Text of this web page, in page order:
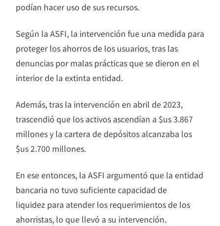
podían hacer uso de sus recursos.
Según la ASFI, la intervención fue una medida para
proteger los ahorros de los usuarios, tras las
denuncias por malas prácticas que se dieron en el
interior de la extinta entidad.
Además, tras la intervención en abril de 2023,
trascendió que los activos ascendían a $us 3.867
millones y la cartera de depósitos alcanzaba los
$us 2.700 millones.
En ese entonces, la ASFI argumentó que la entidad
bancaria no tuvo suficiente capacidad de
liquidez para atender los requerimientos de los
ahorristas, lo que llevó a su intervención.